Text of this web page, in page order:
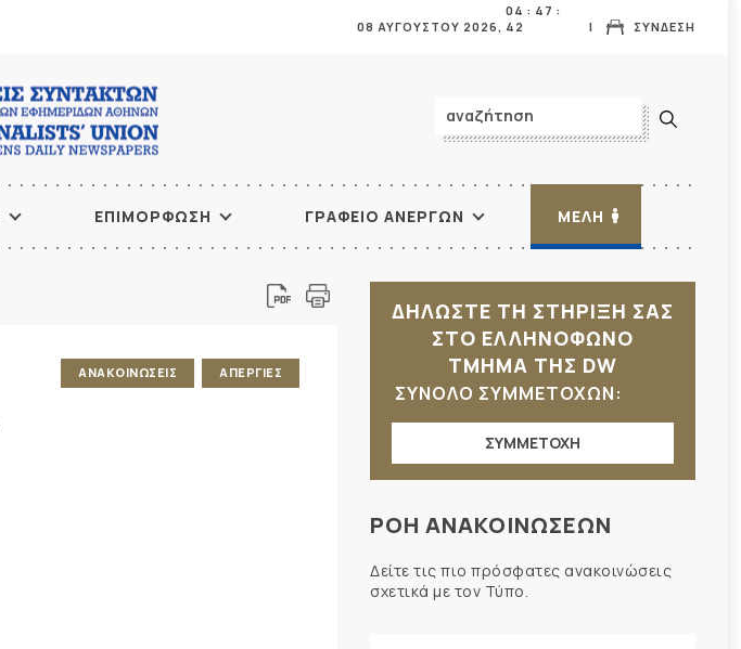
ΣΥΝΔΕΣΗ
08 ΑΥΓΟΥΣΤΟΥ 2026,
04 : 47 :
43
ΕΠΙΜΟΡΦΩΣΗ ΓΡΑΦΕΙΟ ΑΝΕΡΓΩΝ ΜΕΛΗ
ΑΝΑΚΟΙΝΩΣΕΙΣ ΑΠΕΡΓΙΕΣ
ΔΗΛΩΣΤΕ ΤΗ ΣΤΗΡΙΞΗ ΣΑΣ
ΣΤΟ ΕΛΛΗΝΟΦΩΝΟ
ΤΜΗΜΑ ΤΗΣ DW
ΣΥΝΟΛΟ ΣΥΜΜΕΤΟΧΩΝ:
ΣΥΜΜΕΤΟΧΗ
ΡΟΗ ΑΝΑΚΟΙΝΩΣΕΩΝ
Δείτε τις πιο πρόσφατες ανακοινώσεις
σχετικά με τον Τύπο.